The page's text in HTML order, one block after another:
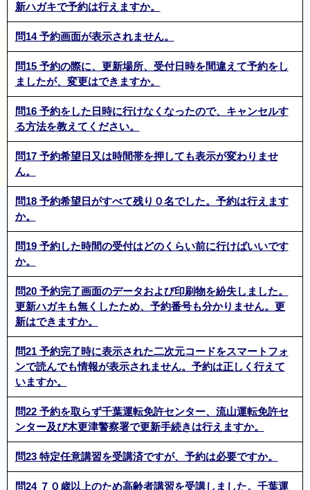
新ハガキで予約は行えますか。
問14 予約画面が表示されません。
問15 予約の際に、更新場所、受付日時を間違えて予約をし
ましたが、変更はできますか。
問16 予約をした日時に行けなくなったので、キャンセルす
る方法を教えてください。
問17 予約希望日又は時間帯を押しても表示が変わりませ
ん。
問18 予約希望日がすべて残り０名でした。予約は行えます
か。
問19 予約した時間の受付はどのくらい前に行けばいいです
か。
問20 予約完了画面のデータおよび印刷物を紛失しました。
更新ハガキも無くしたため、予約番号も分かりません。更
新はできますか。
問21 予約完了時に表示された二次元コードをスマートフォ
ンで読んでも情報が表示されません。予約は正しく行えて
いますか。
問22 予約を取らず千葉運転免許センター、流山運転免許セ
ンター及び木更津警察署で更新手続きは行えますか。
問23 特定任意講習を受講済ですが、予約は必要ですか。
問24 ７０歳以上のため高齢者講習を受講しました。千葉運